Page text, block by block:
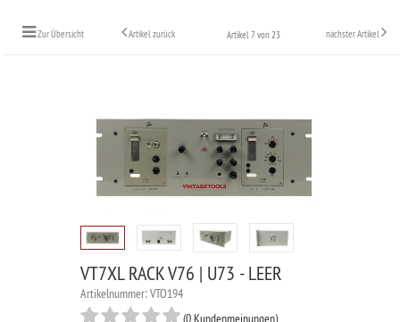
Zur Übersicht Artikel zurück Artikel 7 von 23 nächster Artikel
VT7XL RACK V76 | U73 - LEER
Artikelnummer: VTO194
(0 Kundenmeinungen)